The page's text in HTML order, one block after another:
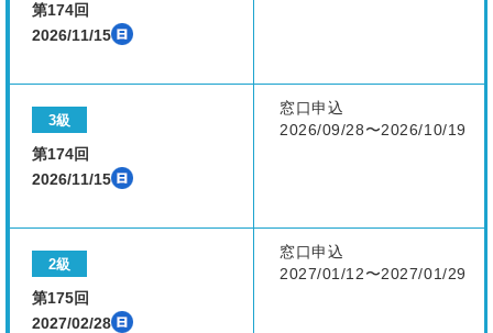
第174回
2026/11/15
3級
第174回
2026/11/15
窓口申込
2026/09/28〜2026/10/19
2級
第175回
2027/02/28
窓口申込
2027/01/12〜2027/01/29